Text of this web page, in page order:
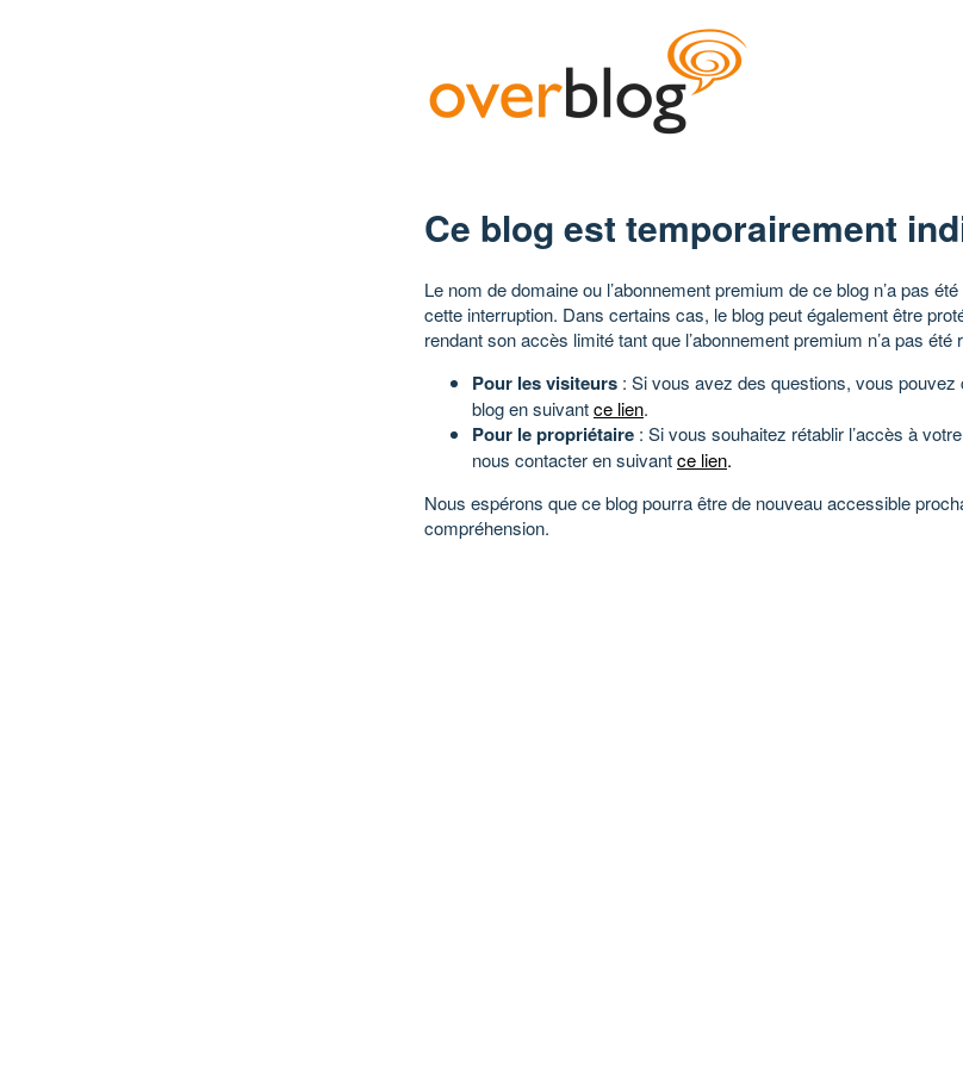
Ce blog est temporairement
Le nom de domaine ou l’abonnement premium de ce blog n’a pas
cette interruption. Dans certains cas, le blog peut également être
rendant son accès limité tant que l’abonnement premium n’a pas été
Pour les visiteurs : Si vous avez des questions, vous pouvez
blog en suivantce lien.
Pour le propriétaire : Si vous souhaitez rétablir l’accès à
nous contacter en suivantce lien.
Nous espérons que ce blog pourra être de nouveau accessible
compréhension.